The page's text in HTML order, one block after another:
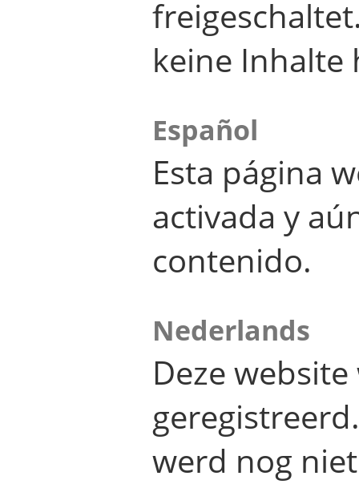
keine Inhalte
Español
Esta página
activada y
contenido.
Nederlands
Deze
werd nog